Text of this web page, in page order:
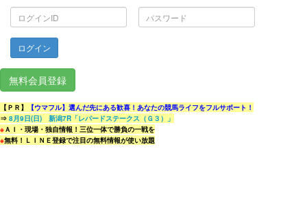
ロ
イ
ン
ID
パ
ス
ワ
無料会員登録
【ＰＲ】
【ウマフル】選んだ先にある歓喜！あなたの競馬ライフをフルサポート！
⇒ 8月9日(日) 新潟7R「レパードステークス（Ｇ３）」
※ＡＩ・現場・独自情報！三位一体で勝負の一戦を
※無料！ＬＩＮＥ登録で注目の無料情報が使い放題